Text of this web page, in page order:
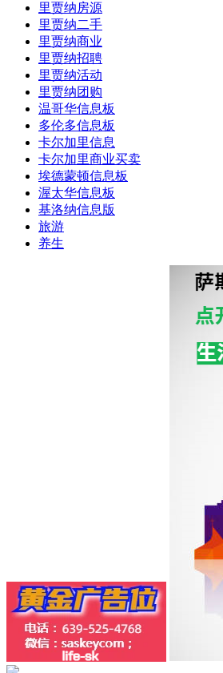
里贾纳房源
里贾纳二手
里贾纳商业
里贾纳招聘
里贾纳活动
里贾纳团购
温哥华信息板
多伦多信息板
卡尔加里信息
卡尔加里商业买卖
埃德蒙顿信息板
渥太华信息板
基洛纳信息版
旅游
养生